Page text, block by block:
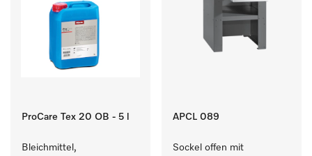
ProCare Tex 20 OB - 5 l
Bleichmittel,
APCL 089
Sockel offen mit